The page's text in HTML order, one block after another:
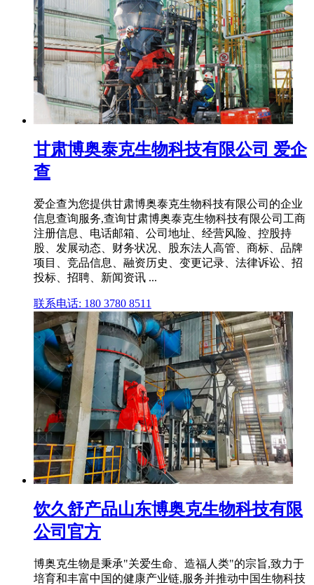
甘肃博奥泰克生物科技有限公司 爱企
查
爱企查为您提供甘肃博奥泰克生物科技有限公司的企业
信息查询服务,查询甘肃博奥泰克生物科技有限公司工商
注册信息、电话邮箱、公司地址、经营风险、控股持
股、发展动态、财务状况、股东法人高管、商标、品牌
项目、竞品信息、融资历史、变更记录、法律诉讼、招
投标、招聘、新闻资讯 ...
联系电话: 180 3780 8511
饮久舒产品山东博奥克生物科技有限
公司官方
博奥克生物是秉承"关爱生命、造福人类"的宗旨,致力于
培育和丰富中国的健康产业链,服务并推动中国生物科技